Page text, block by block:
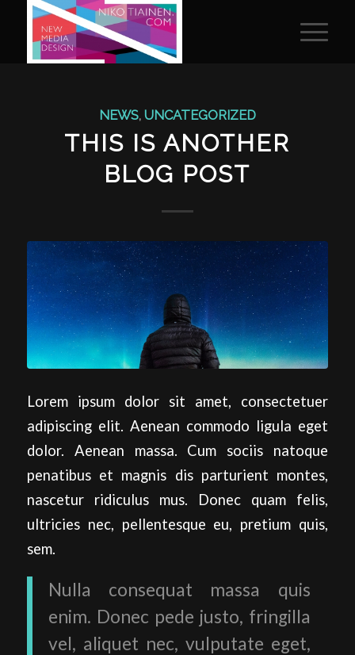
NEWS, UNCATEGORIZED
THIS IS ANOTHER
BLOG POST
Lorem ipsum dolor sit amet, consectetuer
adipiscing elit. Aenean commodo ligula eget
dolor. Aenean massa. Cum sociis natoque
penatibus et magnis dis parturient montes,
nascetur ridiculus mus. Donec quam felis,
ultricies nec, pellentesque eu, pretium quis,
sem.
Nulla consequat massa quis
enim. Donec pede justo, fringilla
vel, aliquet nec, vulputate eget,